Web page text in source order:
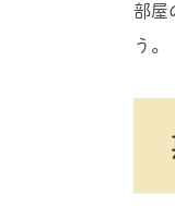
部屋
う。